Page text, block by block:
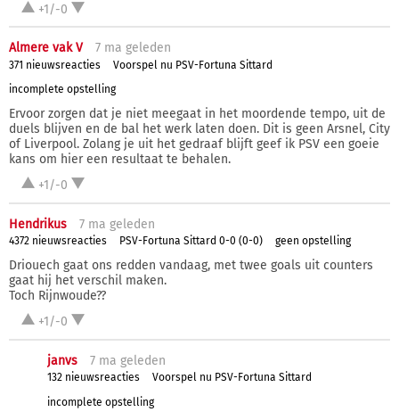
+1/-0
Almere vak V 7 ma geleden
371 nieuwsreacties
Voorspel nu PSV-Fortuna Sittard
incomplete opstelling
Ervoor zorgen dat je niet meegaat in het moordende tempo, uit de
duels blijven en de bal het werk laten doen. Dit is geen Arsnel, City
of Liverpool. Zolang je uit het gedraaf blijft geef ik PSV een goeie
kans om hier een resultaat te behalen.
+1/-0
Hendrikus 7 ma geleden
4372 nieuwsreacties PSV-Fortuna Sittard 0-0 (0-0) geen opstelling
Driouech gaat ons redden vandaag, met twee goals uit counters
gaat hij het verschil maken.
Toch Rijnwoude??
+1/-0
janvs 7 ma geleden
132 nieuwsreacties
Voorspel nu PSV-Fortuna Sittard
incomplete opstelling